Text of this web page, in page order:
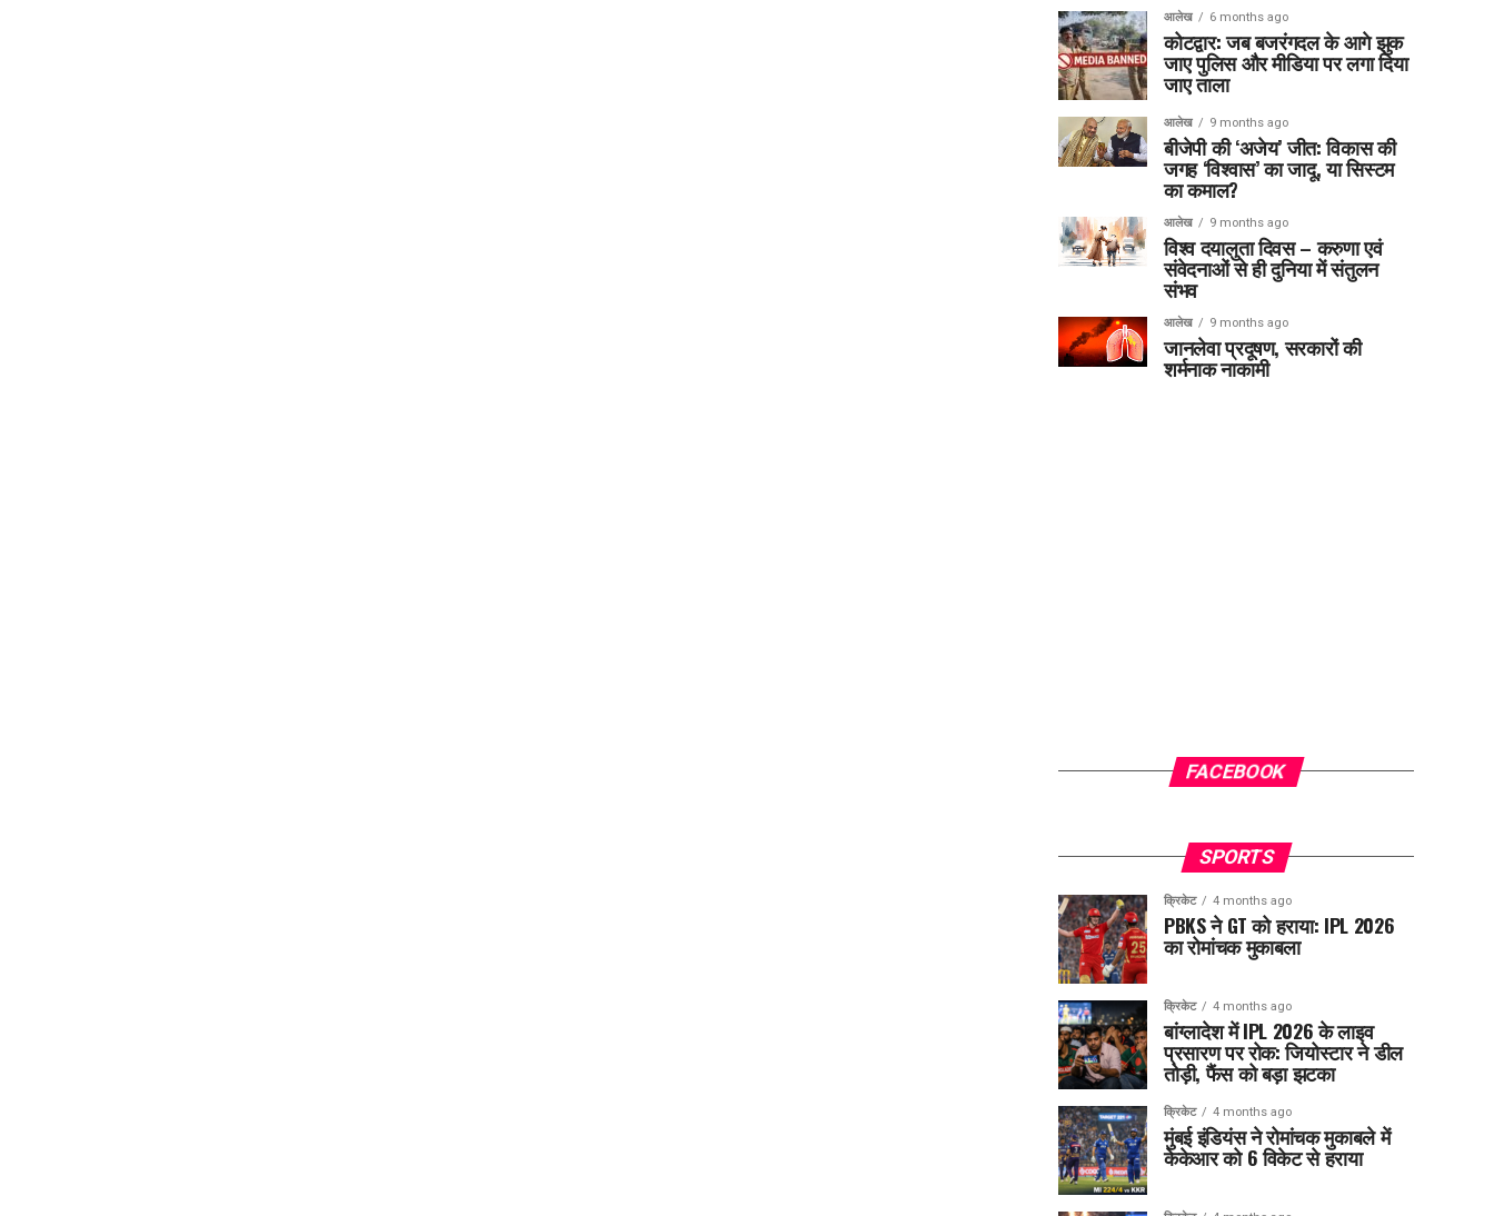
आलेख 6 months ago
कोटद्वार: जब बजरंगदल के आगे झुक
जाए पुलिस और मीडिया पर लगा दिया
जाए ताला
आलेख 9 months ago
बीजेपी की ‘अजेय’ जीत: विकास की
जगह ‘विश्वास’ का जादू, या सिस्टम
का कमाल?
आलेख 9 months ago
विश्व दयालुता दिवस – करुणा एवं
संवेदनाओं से ही दुनिया में संतुलन
संभव
आलेख 9 months ago
जानलेवा प्रदूषण, सरकारों की
शर्मनाक नाकामी
FACEBOOK
SPORTS
क्रिकेट 4 months ago
PBKS ने GT को हराया: IPL 2026
का रोमांचक मुकाबला
क्रिकेट 4 months ago
बांग्लादेश में IPL 2026 के लाइव
प्रसारण पर रोक: जियोस्टार ने डील
तोड़ी, फैंस को बड़ा झटका
क्रिकेट 4 months ago
मुंबई इंडियंस ने रोमांचक मुकाबले में
केकेआर को 6 विकेट से हराया